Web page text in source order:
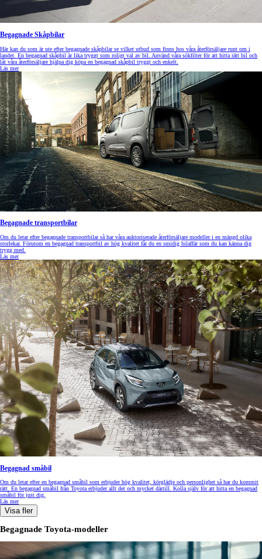
Begagnade Skåpbilar
Här kan du som är ute efter begagnade skåpbilar se vilket utbud som finns hos våra återförsäljare runt om i
landet. En begagnad skåpbil är lika tryggt som roligt val av bil. Använd våra sökfilter för att hitta rätt bil och
låt våra återförsäljare hjälpa dig köpa en begagnad skåpbil tryggt och enkelt.
Läs mer
Begagnade transportbilar
Om du letar efter begagnade transportbilar så har våra auktoriserade återförsäljare modeller i en mängd olika
storlekar. Förutom en begagnad transportbil av hög kvalitet får du en smidig bilaffär som du kan känna dig
trygg med.
Läs mer
Begagnad småbil
Om du letar efter en begagnad småbil som erbjuder hög kvalitet, körglädje och personlighet så har du kommit
rätt. En begagnad småbil från Toyota erbjuder allt det och mycket därtill. Kolla själv för att hitta en begagnad
småbil för just dig.
Läs mer
Visa fler
Begagnade Toyota-modeller